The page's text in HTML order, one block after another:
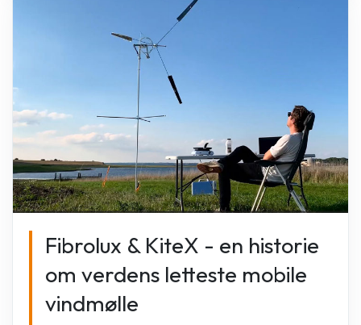
Fibrolux & KiteX - en historie
om verdens letteste mobile
vindmølle